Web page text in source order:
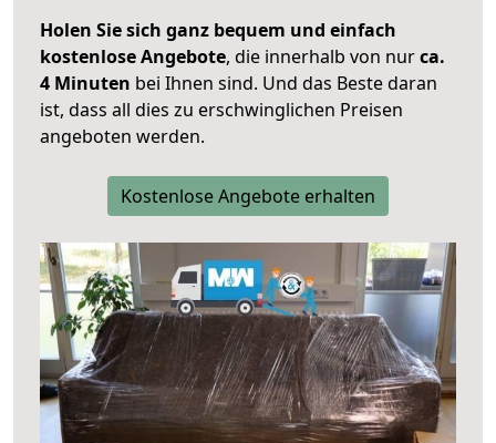
Holen Sie sich ganz bequem und einfach
kostenlose Angebote, die innerhalb von nurca.
4 Minuten bei Ihnen sind. Und das Beste daran
ist, dass all dies zu erschwinglichen Preisen
angeboten werden.
Kostenlose Angebote erhalten